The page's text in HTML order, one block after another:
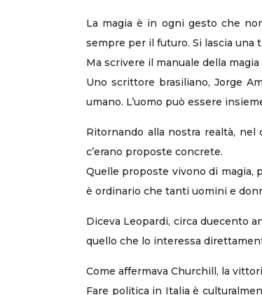
La magia è in ogni gesto che
sempre per il futuro. Si lascia una
Ma scrivere il manuale della
Uno scrittore brasiliano, Jorge
umano. L’uomo può essere
Ritornando alla nostra realtà,
c’erano proposte concrete.
Quelle proposte vivono di magia,
è ordinario che tanti uomini e
Diceva Leopardi, circa duecento
quello che lo interessa
Come affermava Churchill, la
Fare politica in Italia è